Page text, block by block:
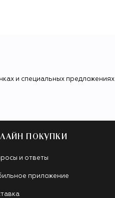
и специальных предложениях
ПОКУПКИ
и ответы
приложение